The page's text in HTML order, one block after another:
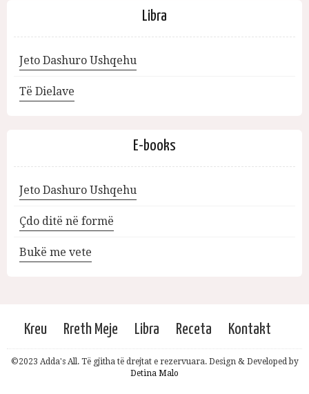
Libra
Jeto Dashuro Ushqehu
Të Dielave
E-books
Jeto Dashuro Ushqehu
Çdo ditë në formë
Bukë me vete
Kreu Rreth Meje Libra Receta Kontakt
©2023 Adda's All. Të gjitha të drejtat e rezervuara. Design & Developed by
Detina Malo